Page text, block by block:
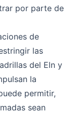
por parte de
de
las
del Eln y
la
permitir,
sean